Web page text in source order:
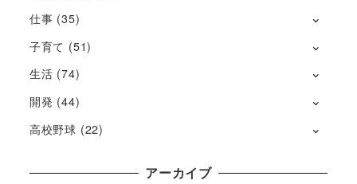
仕事 (35)
子育て (51)
生活 (74)
開発 (44)
高校野球 (22)
アーカイブ